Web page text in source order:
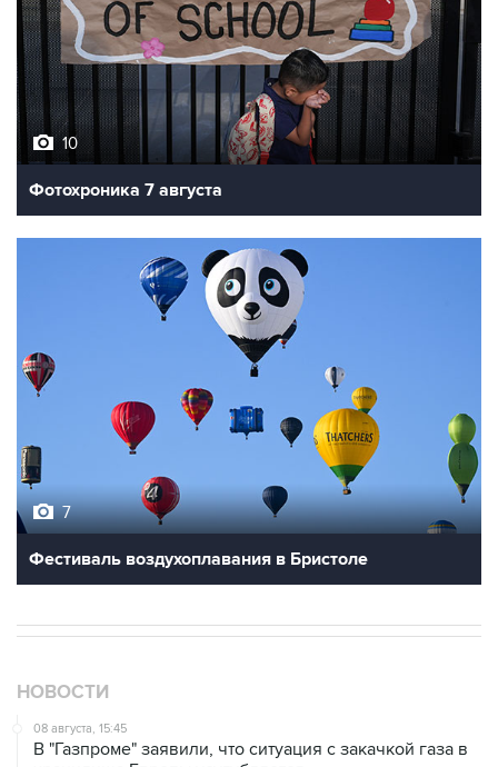
10
Фотохроника 7 августа
7
Фестиваль воздухоплавания в Бристоле
НОВОСТИ
08 августа, 15:45
В "Газпроме" заявили, что ситуация с закачкой газа в